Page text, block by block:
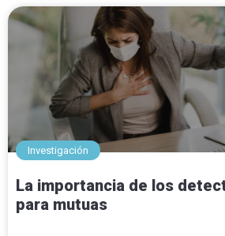
Investigación
La importancia de los
para mutuas